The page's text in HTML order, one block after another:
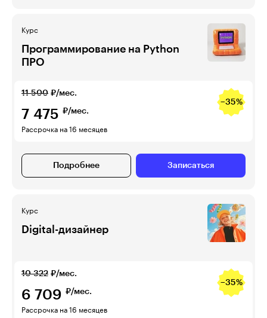
Курс
Программирование на Python
ПРО
11 500 ₽/мес.
−35%
7 475 ₽/мес.
Рассрочка на 16 месяцев
Подробнее Записаться
Курс
Digital-дизайнер
10 322 ₽/мес.
−35%
6 709 ₽/мес.
Рассрочка на 16 месяцев